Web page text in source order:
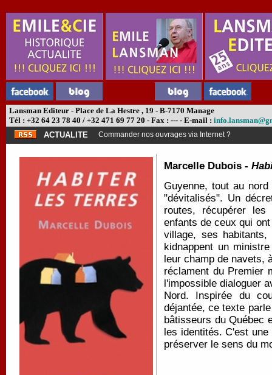
Lansman Editeur - Place de La Hestre , 19 - B-7170 Manage
Tél : +32 64 23 78 40 / +32 471 69 77 20 - Fax : --- - E-mail :
ACTUALITE
Commander nos ouvrages via Internet ?
Marcelle Dubois -
Guyenne, tout au
"dévitalisés". Un
routes, récupérer
enfants de ceux qui
village, ses
kidnappent un
leur champ de navets,
réclament du Premier
l'impossible dialoguer
Nord. Inspirée du
déjantée, ce texte
bâtisseurs du Québec
les identités. C'est
préserver le sens du